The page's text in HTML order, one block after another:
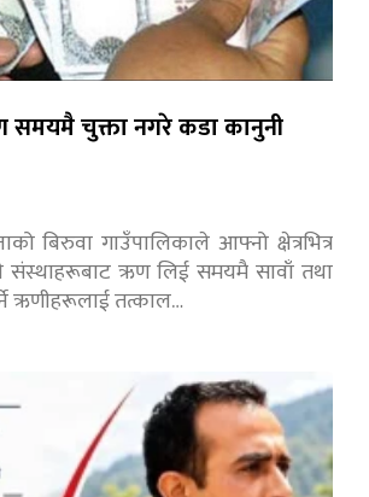
चुक्ता नगरे कडा कानुनी
बिरुवा गाउँपालिकाले आफ्नो क्षेत्रभित्र
संस्थाहरूबाट ऋण लिई समयमै सावाँ तथा
ऋणीहरूलाई तत्काल…